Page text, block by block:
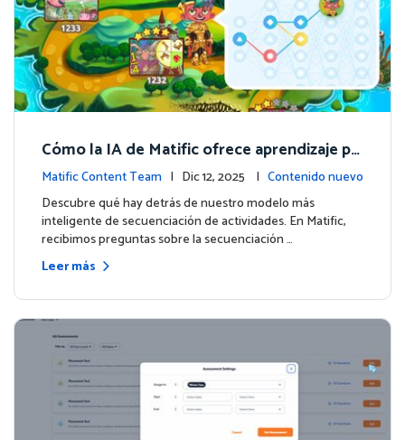
Cómo la IA de Matific ofrece aprendizaje pe
rsonalizado en la Isla de Aventuras
Matific Content Team | Dic 12, 2025 | Contenido nuevo
Descubre qué hay detrás de nuestro modelo más
inteligente de secuenciación de actividades. En Matific,
recibimos preguntas sobre la secuenciación …
Leer más